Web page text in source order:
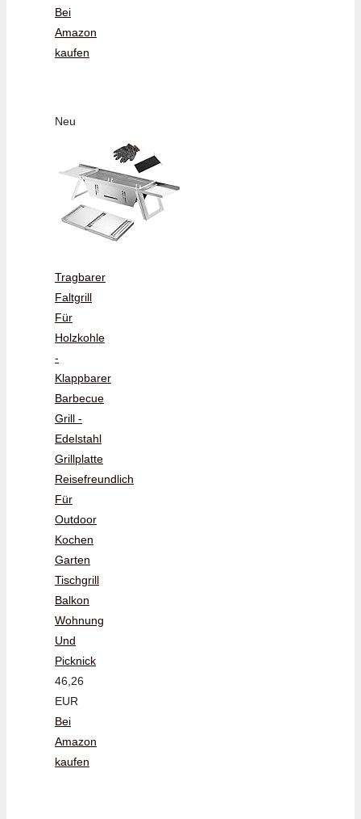
Bei
Amazon
kaufen
Neu
Tragbarer
Faltgrill
Für
Holzkohle
-
Klappbarer
Barbecue
Grill -
Edelstahl
Grillplatte
Reisefreundlich
Für
Outdoor
Kochen
Garten
Tischgrill
Balkon
Wohnung
Und
Picknick
46,26
EUR
Bei
Amazon
kaufen